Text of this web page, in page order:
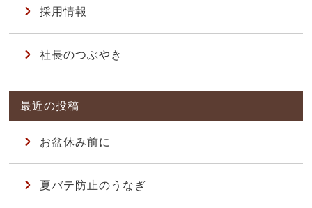
採用情報
社長のつぶやき
お盆休み前に
夏バテ防止のうなぎ